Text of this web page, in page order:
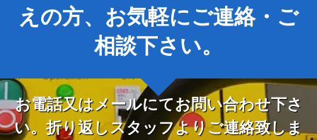
えの方、お気軽にご連絡・ご
相談下さい。
お電話又はメールにてお問い合わせ下さ
い。折り返しスタッフよりご連絡致しま